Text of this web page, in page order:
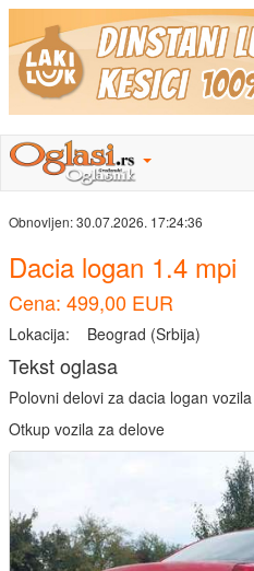
Obnovljen:30.07.2026. 17:24:36
Dacia logan 1.4 mpi
Cena: 499,00 EUR
Lokacija: Beograd (Srbija)
Tekst oglasa
Polovni delovi za dacia logan vozila
Otkup vozila za delove